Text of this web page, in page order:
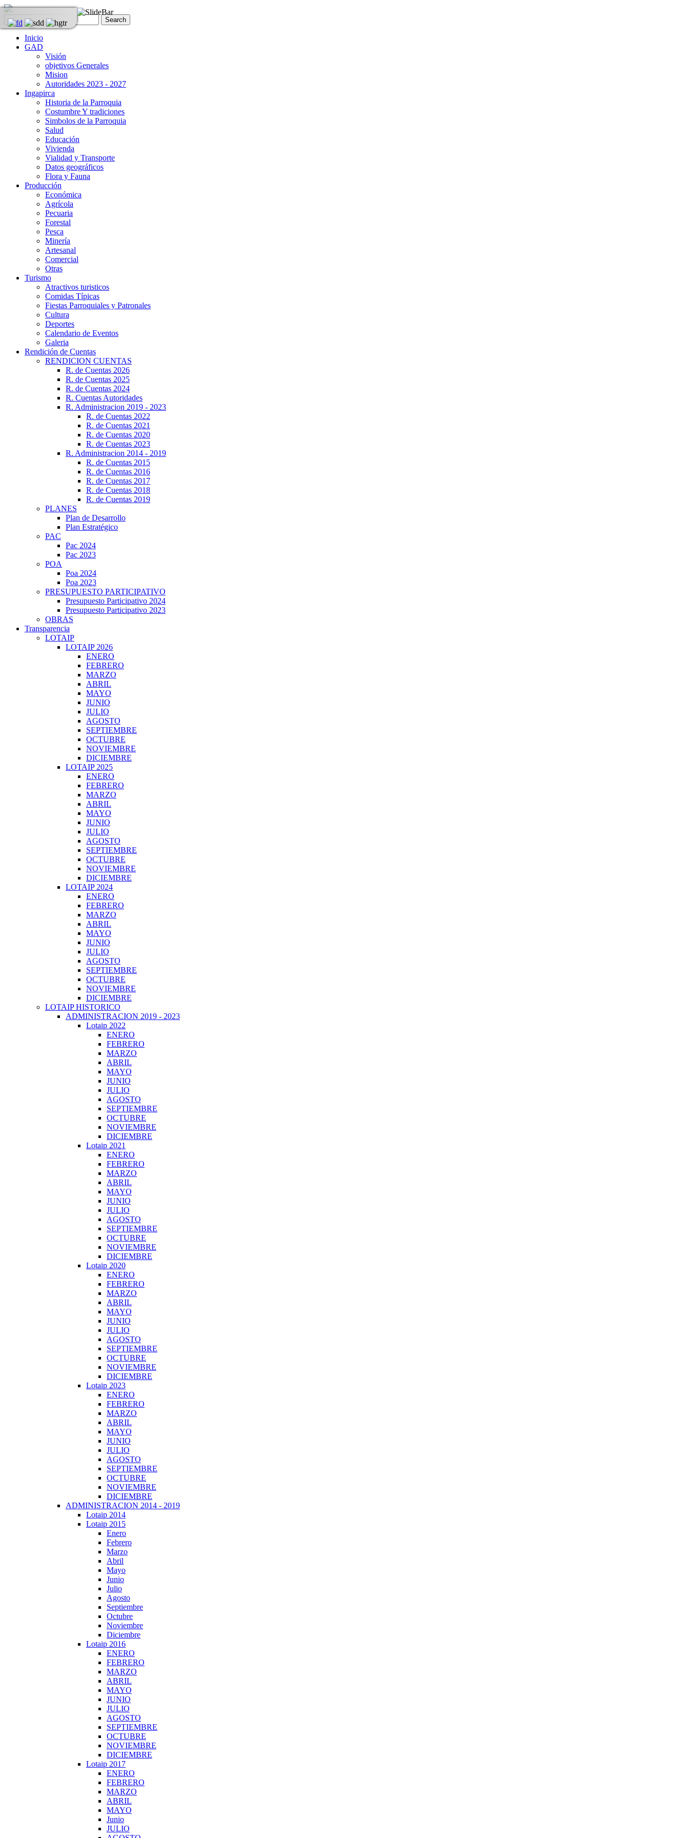
Inicio
GAD
Visión
objetivos Generales
Mision
Autoridades 2023 - 2027
Ingapirca
Historia de la Parroquia
Costumbre Y tradiciones
Simbolos de la Parroquia
Salud
Educación
Vivienda
Vialidad y Transporte
Datos geográficos
Flora y Fauna
Producción
Económica
Agrícola
Pecuaria
Forestal
Pesca
Minería
Artesanal
Comercial
Otras
Turismo
Atractivos turisticos
Comidas Típicas
Fiestas Parroquiales y Patronales
Cultura
Deportes
Calendario de Eventos
Galeria
Rendición de Cuentas
RENDICION CUENTAS
R. de Cuentas 2026
R. de Cuentas 2025
R. de Cuentas 2024
R. Cuentas Autoridades
R. Administracion 2019 - 2023
R. de Cuentas 2022
R. de Cuentas 2021
R. de Cuentas 2020
R. de Cuentas 2023
R. Administracion 2014 - 2019
R. de Cuentas 2015
R. de Cuentas 2016
R. de Cuentas 2017
R. de Cuentas 2018
R. de Cuentas 2019
PLANES
Plan de Desarrollo
Plan Estratégico
PAC
Pac 2024
Pac 2023
POA
Poa 2024
Poa 2023
PRESUPUESTO PARTICIPATIVO
Presupuesto Participativo 2024
Presupuesto Participativo 2023
OBRAS
Transparencia
LOTAIP
LOTAIP 2026
ENERO
FEBRERO
MARZO
ABRIL
MAYO
JUNIO
JULIO
AGOSTO
SEPTIEMBRE
OCTUBRE
NOVIEMBRE
DICIEMBRE
LOTAIP 2025
ENERO
FEBRERO
MARZO
ABRIL
MAYO
JUNIO
JULIO
AGOSTO
SEPTIEMBRE
OCTUBRE
NOVIEMBRE
DICIEMBRE
LOTAIP 2024
ENERO
FEBRERO
MARZO
ABRIL
MAYO
JUNIO
JULIO
AGOSTO
SEPTIEMBRE
OCTUBRE
NOVIEMBRE
DICIEMBRE
LOTAIP HISTORICO
ADMINISTRACION 2019 - 2023
Lotaip 2022
ENERO
FEBRERO
MARZO
ABRIL
MAYO
JUNIO
JULIO
AGOSTO
SEPTIEMBRE
OCTUBRE
NOVIEMBRE
DICIEMBRE
Lotaip 2021
ENERO
FEBRERO
MARZO
ABRIL
MAYO
JUNIO
JULIO
AGOSTO
SEPTIEMBRE
OCTUBRE
NOVIEMBRE
DICIEMBRE
Lotaip 2020
ENERO
FEBRERO
MARZO
ABRIL
MAYO
JUNIO
JULIO
AGOSTO
SEPTIEMBRE
OCTUBRE
NOVIEMBRE
DICIEMBRE
Lotaip 2023
ENERO
FEBRERO
MARZO
ABRIL
MAYO
JUNIO
JULIO
AGOSTO
SEPTIEMBRE
OCTUBRE
NOVIEMBRE
DICIEMBRE
ADMINISTRACION 2014 - 2019
Lotaip 2014
Lotaip 2015
Enero
Febrero
Marzo
Abril
Mayo
Junio
Julio
Agosto
Septiembre
Octubre
Noviembre
Diciembre
Lotaip 2016
ENERO
FEBRERO
MARZO
ABRIL
MAYO
JUNIO
JULIO
AGOSTO
SEPTIEMBRE
OCTUBRE
NOVIEMBRE
DICIEMBRE
Lotaip 2017
ENERO
FEBRERO
MARZO
ABRIL
MAYO
Junio
JULIO